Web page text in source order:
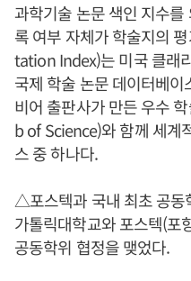
과학기술 논문 색인 지수를
록 여부 자체가 학술지의
tation Index)는 미국 클래
국제 학술 논문 데이터베이
비어 출판사가 만든 우수
b of Science)와 함께 세계
스 중 하나다.
△포스텍과 국내 최초 공동
가톨릭대학교와 포스텍(포
공동학위 협정을 맺었다.